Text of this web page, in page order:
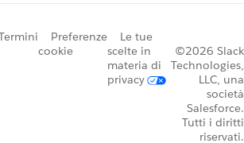
Preferenze
cookie
Le tue
scelte in
materia di
privacy
©2026 Slack
Technologies,
LLC, una
società
Salesforce.
Tutti i diritti
riservati.